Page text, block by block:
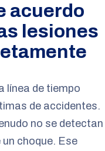
acuerdo
lesiones
línea de tiempo
de accidentes.
no se detectan
choque. Ese